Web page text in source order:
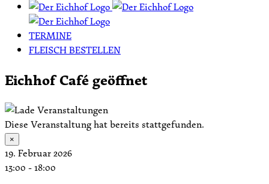
TERMINE
FLEISCH BESTELLEN
Eichhof Café geöffnet
Diese Veranstaltung hat bereits stattgefunden.
×
19. Februar 2026
13:00 -18:00